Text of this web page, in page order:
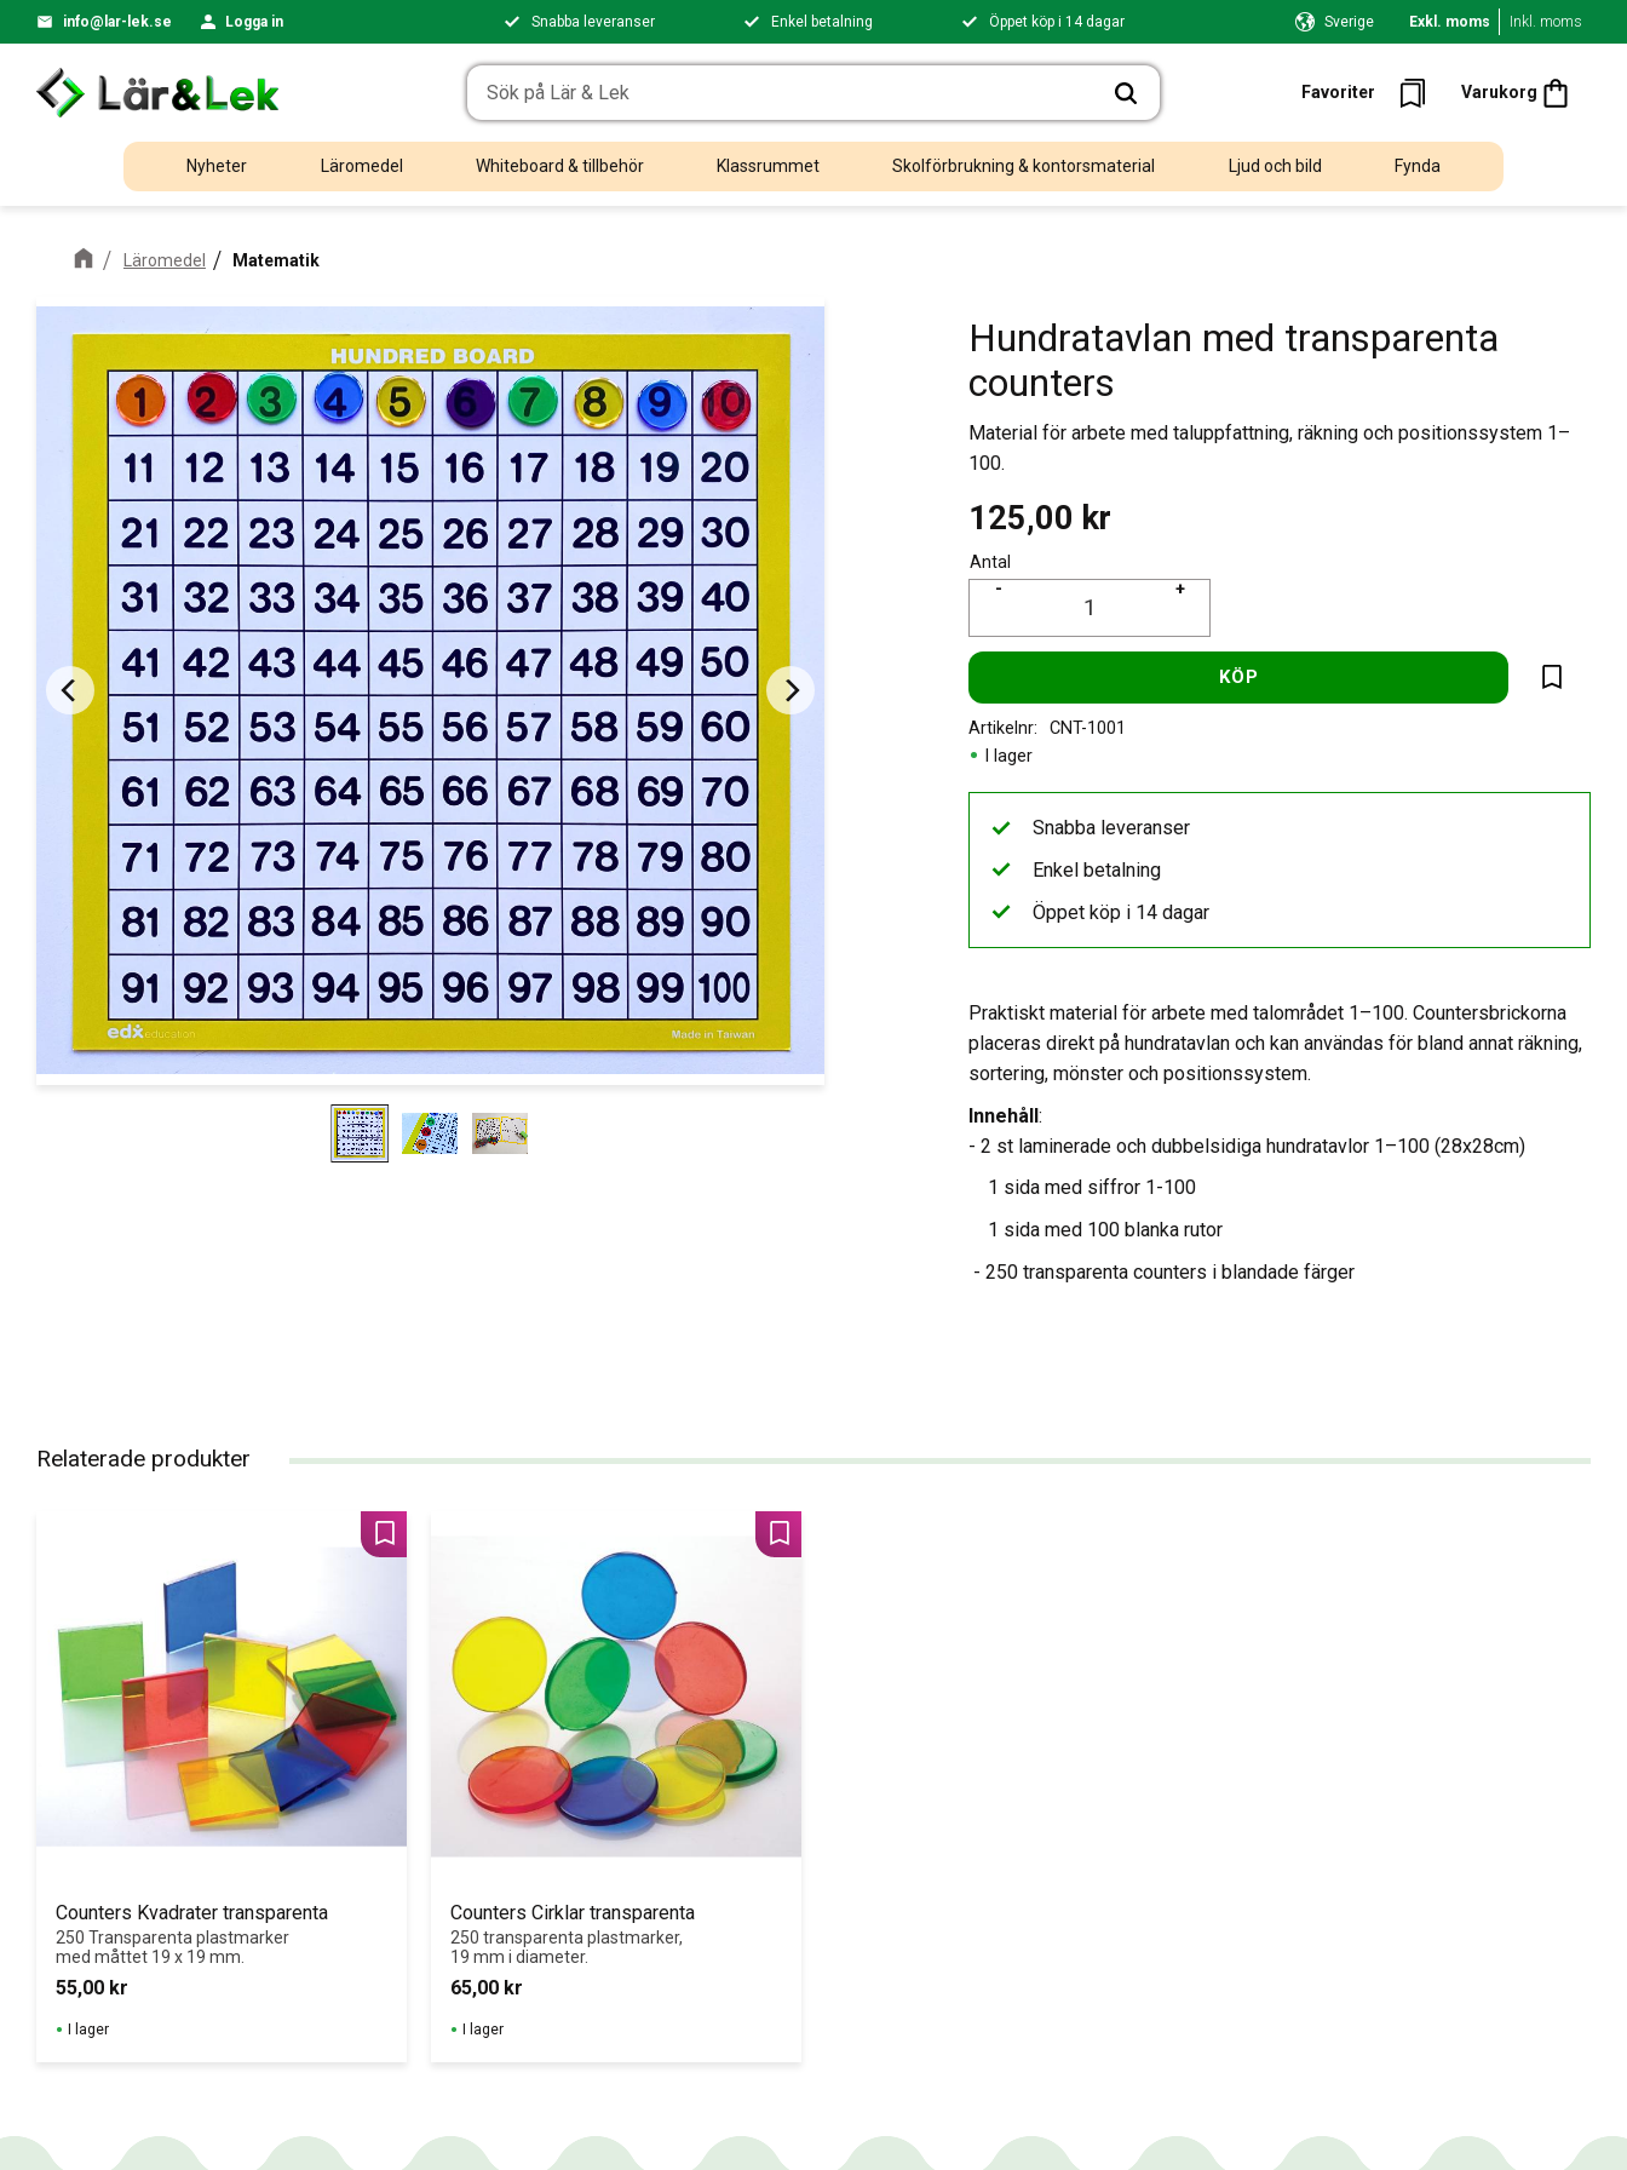
info@lar-lek.se Logga in Snabba leveranser Enkel betalning Öppet köp i 14 dagar Sverige Exkl. moms Inkl. moms
Favoriter Varukorg
Favoriter
Nyheter Läromedel Whiteboard & tillbehör Klassrummet Skolförbrukning & kontorsmaterial Ljud och bild Fynda
Läromedel Matematik
Hundratavlan med transparenta
counters
Material för arbete med taluppfattning, räkning och positionssystem 1–
100.
125,00 kr
Antal
+
-
KÖP
Lägg till
I lager
Artikelnr CNT-1001
Praktiskt material för arbete med talområdet 1–100. Countersbrickorna
placeras direkt på hundratavlan och kan användas för bland annat räkning,
sortering, mönster och positionssystem.
Innehåll:
- 2 st laminerade och dubbelsidiga hundratavlor 1–100 (28x28cm)
1 sida med siffror 1-100
1 sida med 100 blanka rutor
- 250 transparenta counters i blandade färger
Snabba leveranser
Enkel betalning
Öppet köp i 14 dagar
Relaterade produkter
Counters Kvadrater transparenta
250 Transparenta plastmarker
med måttet 19 x 19 mm.
55,00 kr
Lägg till i favoriter
I lager
Counters Cirklar transparenta
250 transparenta plastmarker,
19 mm i diameter.
65,00 kr
Lägg till i favoriter
I lager